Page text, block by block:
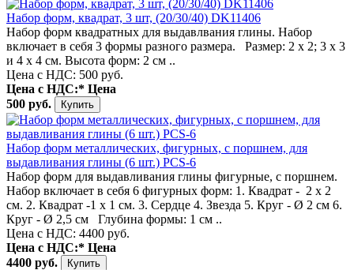
Набор форм, квадрат, 3 шт, (20/30/40) DK11406
Набор форм квадратных для выдавлвания глины. Набор
включает в себя 3 формы разного размера. Размер: 2 х 2; 3 х 3
и 4 х 4 см. Высота форм: 2 см ..
Цена с НДС: 500 руб.
Цена с НДС:* Цена
500 руб.
Набор форм металлических, фигурных, с поршнем, для
выдавливания глины (6 шт.) PCS-6
Набор форм для выдавливания глины фигурные, с поршнем.
Набор включает в себя 6 фигурных форм: 1. Квадрат - 2 х 2
см. 2. Квадрат -1 х 1 см. 3. Сердце 4. Звезда 5. Круг - Ø 2 см 6.
Круг - Ø 2,5 см Глубина формы: 1 см ..
Цена с НДС: 4400 руб.
Цена с НДС:* Цена
4400 руб.